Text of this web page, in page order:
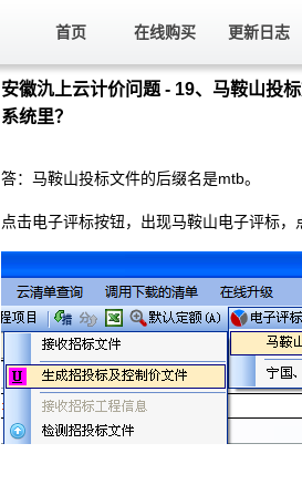
首页 在线购买 更新日志
安徽氿上云计价问题 - 19、马鞍山投
系统里？
答：马鞍山投标文件的后缀名是mtb。
点击电子评标按钮，出现马鞍山电子评标